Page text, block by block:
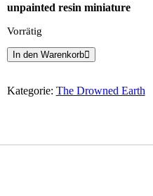
unpainted resin miniature
Vorrätig
The
Drowned
Ceratops:
In den Warenkorb
Kategorie: The Drowned Earth